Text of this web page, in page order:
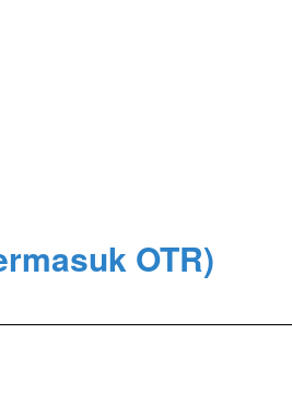
OTR)